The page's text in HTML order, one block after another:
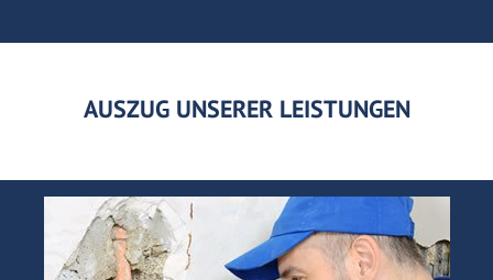
AUSZUG UNSERER LEISTUNGEN